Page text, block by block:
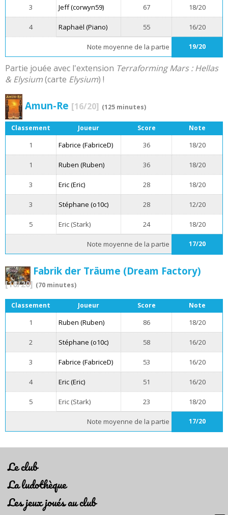
3 Jeff (corwyn59) 67 18/20
4 Raphaël (Piano) 55 16/20
Note moyenne de la partie 19/20
Partie jouée avec l'extension Terraforming Mars : Hellas
& Elysium(carte Elysium) !
Amun-Re [16/20] (125 minutes)
Classement Joueur Score Note
1 Fabrice (FabriceD) 36 18/20
1 Ruben (Ruben) 36 18/20
3 Eric (Eric) 28 18/20
3 Stéphane (o10c) 28 12/20
5 Eric (Stark) 24 18/20
Note moyenne de la partie 17/20
Fabrik der Träume (Dream Factory)
[16/20] (70 minutes)
Classement Joueur Score Note
1 Ruben (Ruben) 86 18/20
2 Stéphane (o10c) 58 16/20
3 Fabrice (FabriceD) 53 16/20
4 Eric (Eric) 51 16/20
5 Eric (Stark) 23 18/20
Note moyenne de la partie 17/20
Le club
La ludothèque
Les jeux joués au club